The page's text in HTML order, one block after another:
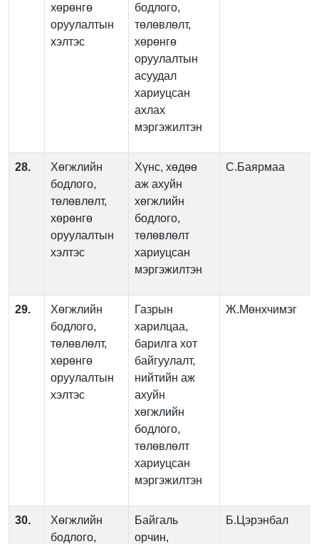
хөрөнгө
оруулалтын
хэлтэс
бодлого,
төлөвлөлт,
хөрөнгө
оруулалтын
асуудал
хариуцсан
ахлах
мэргэжилтэн
28.
Хөгжлийн
бодлого,
төлөвлөлт,
хөрөнгө
оруулалтын
хэлтэс
Хүнс, хөдөө
аж ахуйн
хөгжлийн
бодлого,
төлөвлөлт
хариуцсан
мэргэжилтэн
С.Баярмаа
29.
Хөгжлийн
бодлого,
төлөвлөлт,
хөрөнгө
оруулалтын
хэлтэс
Газрын
харилцаа,
барилга хот
байгуулалт,
нийтийн аж
ахуйн
хөгжлийн
бодлого,
төлөвлөлт
хариуцсан
мэргэжилтэн
Ж.Мөнхчимэг
30.
Хөгжлийн
бодлого,
Байгаль
орчин,
Б.Цэрэнбал